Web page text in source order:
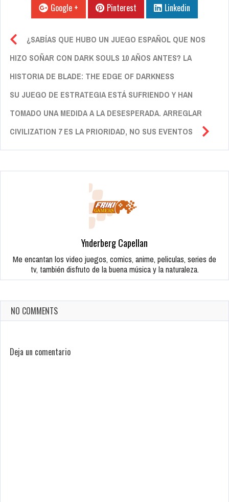
Google +
Pinterest Linkedin
¿SABÍAS QUE HUBO UN JUEGO ESPAÑOL QUE NOS
HIZO SOÑAR CON DARK SOULS 10 AÑOS ANTES? LA
HISTORIA DE BLADE: THE EDGE OF DARKNESS
SU JUEGO DE ESTRATEGIA ESTÁ SUFRIENDO Y HAN
TOMADO UNA MEDIDA A LA DESESPERADA. ARREGLAR
CIVILIZATION 7 ES LA PRIORIDAD, NO SUS EVENTOS
Ynderberg Capellan
Me encantan los video juegos, comics, anime, peliculas, series de
tv, también disfruto de la buena música y la naturaleza.
NO COMMENTS
Deja un comentario